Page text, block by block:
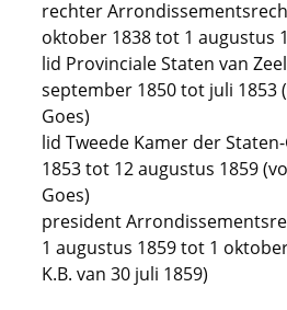
rechter
oktober 1838 tot 1 augustus
lid Provinciale Staten van
september 1850 tot juli 1853
Goes)
lid Tweede Kamer der
1853 tot 12 augustus 1859
Goes)
president
1 augustus 1859 tot 1
K.B. van 30 juli 1859)